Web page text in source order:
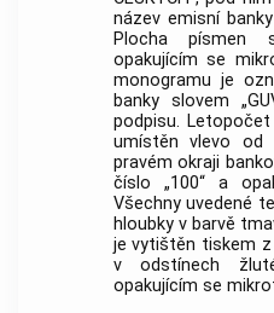
název emisní banky
Plocha písmen
opakujícím se
monogramu je
bankyslovem
podpisu. Letopočet
umístěn vlevo od
pravém okraji
číslo „100“ a
Všechny uvedené
hloubky v barvě
je vytištěn tiskem
v odstínech
opakujícím se